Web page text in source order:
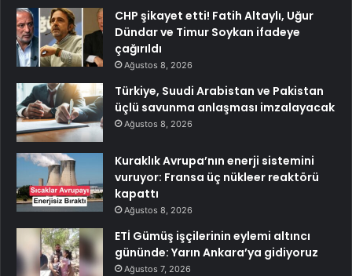
CHP şikayet etti! Fatih Altaylı, Uğur
Dündar ve Timur Soykan ifadeye
çağırıldı
Ağustos 8, 2026
Türkiye, Suudi Arabistan ve Pakistan
üçlü savunma anlaşması imzalayacak
Ağustos 8, 2026
Kuraklık Avrupa’nın enerji sistemini
vuruyor: Fransa üç nükleer reaktörü
kapattı
Ağustos 8, 2026
ETİ Gümüş işçilerinin eylemi altıncı
gününde: Yarın Ankara’ya gidiyoruz
Ağustos 7, 2026